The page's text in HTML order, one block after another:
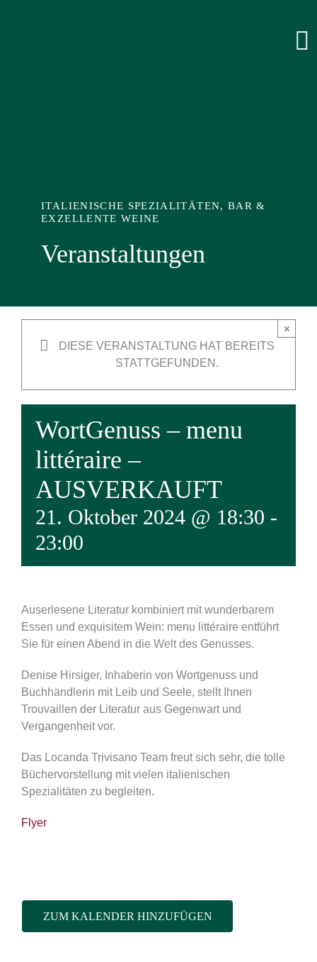
ITALIENISCHE SPEZIALITÄTEN, BAR &
EXZELLENTE WEINE
Veranstaltungen
DIESE VERANSTALTUNG HAT BEREITS
STATTGEFUNDEN.
×
WortGenuss – menu
littéraire –
AUSVERKAUFT
21. Oktober 2024 @ 18:30 -
23:00
Auserlesene Literatur kombiniert mit wunderbarem
Essen und exquisitem Wein: menu littéraire entführt
Sie für einen Abend in die Welt des Genusses.
Denise Hirsiger, Inhaberin von Wortgenuss und
Buchhändlerin mit Leib und Seele, stellt Ihnen
Trouvaillen der Literatur aus Gegenwart und
Vergangenheit vor.
Das Locanda Trivisano Team freut sich sehr, die tolle
Büchervorstellung mit vielen italienischen
Spezialitäten zu begleiten.
Flyer
ZUM KALENDER HINZUFÜGEN